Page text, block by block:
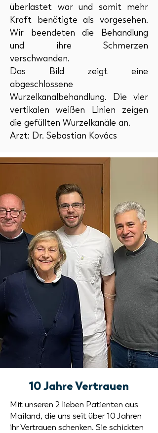
überlastet war und somit mehr
Kraft benötigte als vorgesehen.
Wir beendeten die Behandlung
und ihre Schmerzen
verschwanden.
Das Bild zeigt eine
abgeschlossene
Wurzelkanalbehandlung. Die vier
vertikalen weißen Linien zeigen
die gefüllten Wurzelkanäle an.
Arzt: Dr. Sebastian Kovács
10 Jahre Vertrauen
Mit unseren 2 lieben Patienten aus
Mailand, die uns seit über 10 Jahren
ihr Vertrauen schenken. Sie schickten